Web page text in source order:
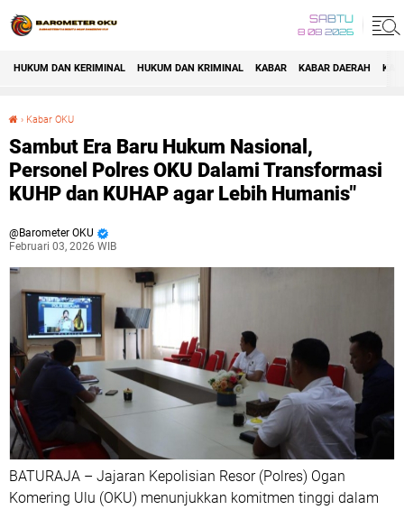
SABTU
8 08 2026
HUKUM DAN KERIMINAL HUKUM DAN KRIMINAL KABAR KABAR DAERAH
› Kabar OKU
Sambut Era Baru Hukum Nasional,
Personel Polres OKU Dalami Transformasi
KUHP dan KUHAP agar Lebih Humanis"
Barometer OKU
Februari 03, 2026 WIB
BATURAJA – Jajaran Kepolisian Resor (Polres) Ogan
Komering Ulu (OKU) menunjukkan komitmen tinggi dalam